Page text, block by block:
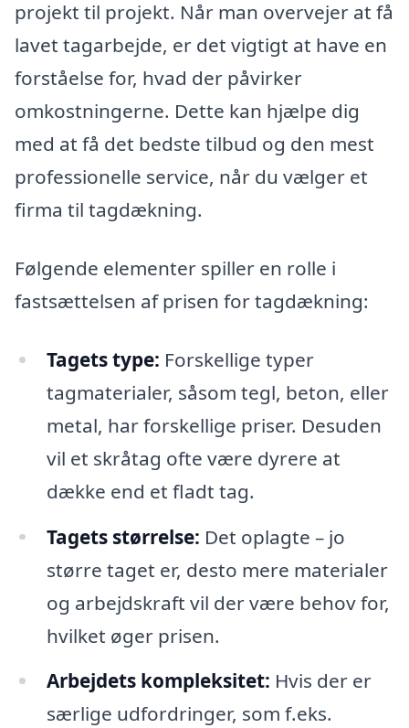
projekt til projekt. Når man overvejer at få
lavet tagarbejde, er det vigtigt at have en
forståelse for, hvad der påvirker
omkostningerne. Dette kan hjælpe dig
med at få det bedste tilbud og den mest
professionelle service, når du vælger et
firma til tagdækning.
Følgende elementer spiller en rolle i
fastsættelsen af prisen for tagdækning:
Tagets type: Forskellige typer
tagmaterialer, såsom tegl, beton, eller
metal, har forskellige priser. Desuden
vil et skråtag ofte være dyrere at
dække end et fladt tag.
Tagets størrelse: Det oplagte – jo
større taget er, desto mere materialer
og arbejdskraft vil der være behov for,
hvilket øger prisen.
Arbejdets kompleksitet: Hvis der er
særlige udfordringer, som f.eks.